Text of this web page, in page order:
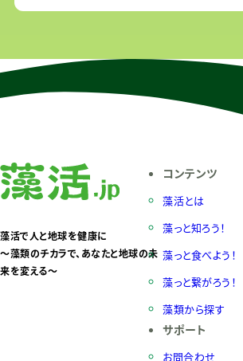
状の形をしており、乾燥後でも人の背丈以
藻活で人と地球を健康に
〜藻類のチカラで、あなたと地球の未
来を変える〜
コンテンツ
藻活とは
藻っと知ろう！
藻っと食べよう！
藻っと繋がろう！
藻類から探す
サポート
お問合わせ